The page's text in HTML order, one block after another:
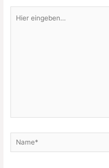
eingeben…
Name*